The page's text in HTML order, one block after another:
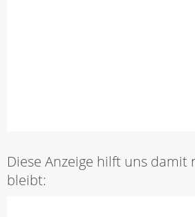
Diese Anzeige hilft uns damit
bleibt: